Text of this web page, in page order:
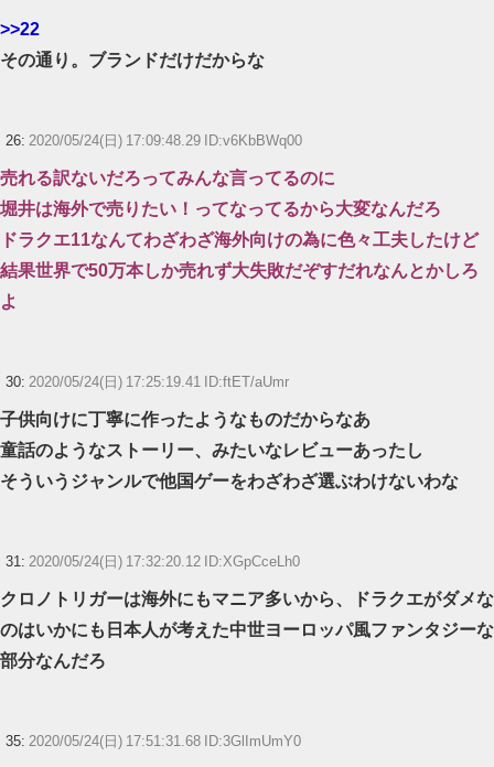
>>22
その通り。ブランドだけだからな
26: 2020/05/24(日) 17:09:48.29 ID:v6KbBWq00
売れる訳ないだろってみんな言ってるのに
堀井は海外で売りたい！ってなってるから大変なんだろ
ドラクエ11なんてわざわざ海外向けの為に色々工夫したけど
結果世界で50万本しか売れず大失敗だぞすだれなんとかしろ
よ
30: 2020/05/24(日) 17:25:19.41 ID:ftET/aUmr
子供向けに丁寧に作ったようなものだからなあ
童話のようなストーリー、みたいなレビューあったし
そういうジャンルで他国ゲーをわざわざ選ぶわけないわな
31: 2020/05/24(日) 17:32:20.12 ID:XGpCceLh0
クロノトリガーは海外にもマニア多いから、ドラクエがダメな
のはいかにも日本人が考えた中世ヨーロッパ風ファンタジーな
部分なんだろ
35: 2020/05/24(日) 17:51:31.68 ID:3GlImUmY0